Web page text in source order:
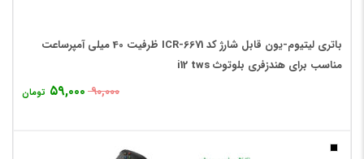
باتری لیتیوم-یون قابل شارژ کد ICR-6671 ظرفیت 40 میلی آمپرساعت
مناسب برای هندزفری بلوتوث i12 tws
۹۰,۰۰۰ ۵۹,۰۰۰ تومان